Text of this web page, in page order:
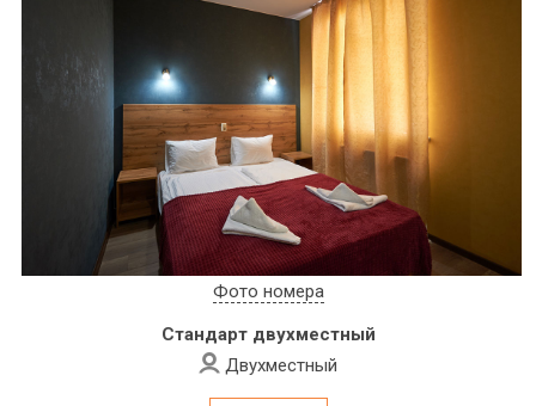
Фото номера
Стандарт двухместный
Двухместный